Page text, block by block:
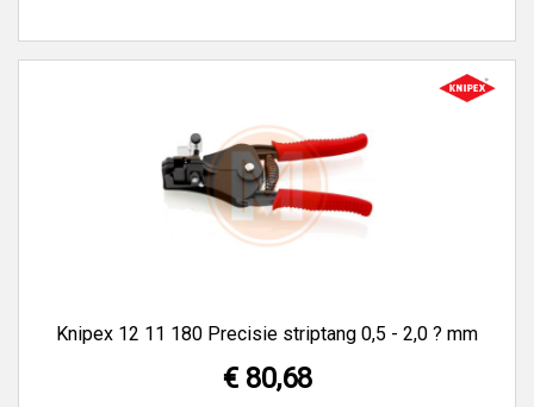
Knipex 12 11 180 Precisie striptang 0,5 - 2,0 ? mm
€ 80,68